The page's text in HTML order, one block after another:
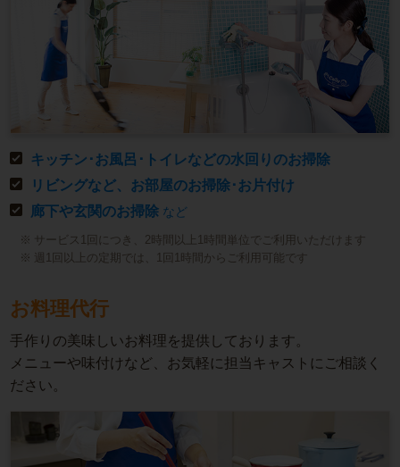
キッチン･お風呂･トイレなどの水回りのお掃除
リビングなど、お部屋のお掃除･お片付け
廊下や玄関のお掃除 など
サービス1回につき、2時間以上1時間単位でご利用いただけます
週1回以上の定期では、1回1時間からご利用可能です
お料理代行
手作りの美味しいお料理を提供しております。
メニューや味付けなど、お気軽に担当キャストにご相談く
ださい。